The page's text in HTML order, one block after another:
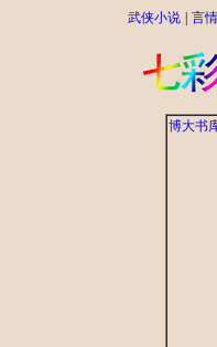
武侠小说 言
博大书